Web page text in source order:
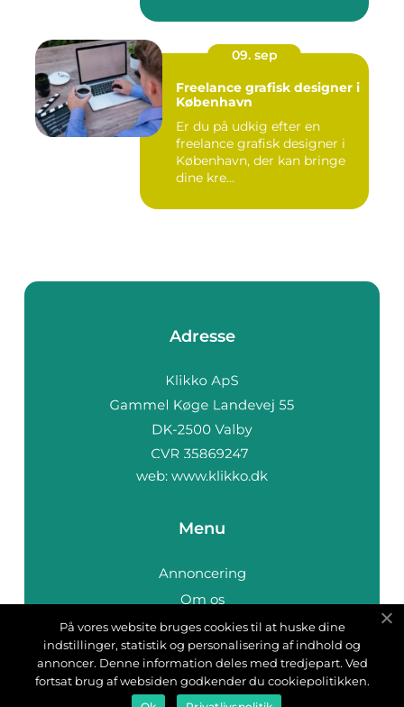
09. sep
Freelance grafisk designer i
København
Er du på udkig efter en
freelance grafisk designer i
København, der kan bringe
dine kre...
Adresse
web: www.klikko.dk
Menu
Annoncering
Om os
Cookies
Kontakt os
Sitemap
På vores website bruges cookies til at huske dine
indstillinger, statistik og personalisering af indhold og
annoncer. Denne information deles med tredjepart. Ved
fortsat brug af websiden godkender du cookiepolitikken.